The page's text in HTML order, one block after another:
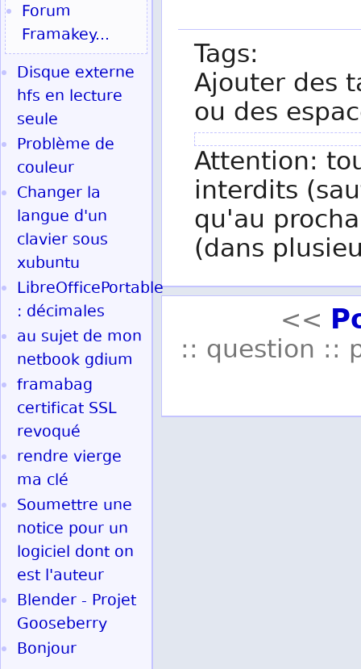
Tags:
Ajouter des
ou des
Attention:
interdits
qu'au
(dans
<<
:: question ::
Forum
Framakey...
Disque externe
hfs en lecture
seule
Problème de
couleur
Changer la
langue d'un
clavier sous
xubuntu
LibreOfficePortable
: décimales
au sujet de mon
netbook gdium
framabag
certificat SSL
revoqué
rendre vierge
ma clé
Soumettre une
notice pour un
logiciel dont on
est l'auteur
Blender - Projet
Gooseberry
Bonjour